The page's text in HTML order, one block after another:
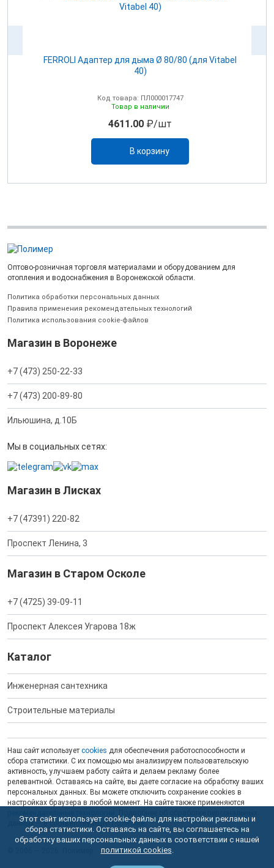
FERROLI Адаптер для дыма Ø 80/80 (для Vitabel
40)
Код товара: ПЛ000017747
Товар в наличии
4611.00 ₽/шт
В корзину
Оптово-розничная торговля материалами и оборудованием для
отопления и водоснабжения в Воронежской области.
Политика обработки персональных данных
Правила применения рекомендательных технологий
Политика использования cookie-файлов
Магазин в Воронеже
+7 (473) 250-22-33
+7 (473) 200-89-80
Ильюшина, д.10Б
Мы в социальных сетях:
Магазин в Лисках
+7 (47391) 220-82
Проспект Ленина, 3
Магазин в Старом Осколе
+7 (4725) 39-09-11
Проспект Алексея Угарова 18ж
Каталог
Инженерная сантехника
Строительные материалы
Наш сайт использует cookies для обеспечения работоспособности и
сбора статистики. С их помощью мы анализируем пользовательскую
активность, улучшаем работу сайта и делаем рекламу более
релевантной. Оставаясь на сайте, вы даете согласие на обработку ваших
персональных данных. Вы можете отключить сохранение cookies в
настройках браузера в любой момент. На сайте также применяются
данных — в соответствующейПолитике.
Этот сайт использует cookie-файлы для настройки рекламы и
сбора статистики. Оставаясь на сайте, вы соглашаетесь на
обработку ваших персональных данных в соответствии с нашей
политикой cookies.